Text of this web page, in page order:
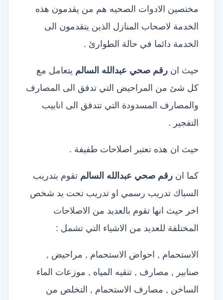
مختصين الادوات الصحيه هم من يقدمون هذه
الخدمة لاصحاب المنازل الذين يتقدمون الى
الخدمة دائما في حالة الطوارئ .
حيث ان رقم صحي عبدالله السالم يتعامل مع
كل شئ من المراحيض التي تدفق الى المصارف
والمصارف المسدودة التي تتدفق الى انابيب
التفجير .
حيث ان هذه تعتبر اصلاحات طفيفة .
كما ان رقم صحي عبدالله السالم تقوم بتدريب
السباك تدريب رسمي او تدريب تحت يد شخص
اخر حيث انها تقوم بالعديد من الاصلاحات
المختلفة للعديد من الاشياء التي تشمل :
الاستحمام , احواض الاستحمام , مراحيض ,
صنابير , مصارف , تنقيه المياه , موزعات الماء
الساخن , مصارف الاستحمام , التخلص من